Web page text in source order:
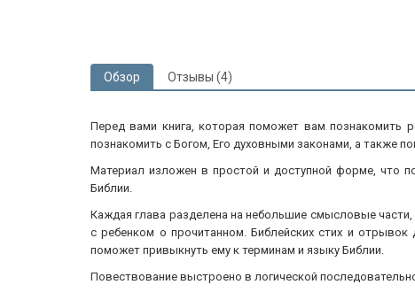
Обзор Отзывы (4)
Перед вами книга, которая поможет вам познакомить
познакомить с Богом, Его духовными законами, а также
Материал изложен в простой и доступной форме, что
Библии.
Каждая глава разделена на небольшие смысловые
с ребенком о прочитанном. Библейских стих и
поможет привыкнуть ему к терминам и языку Библии.
Повествование выстроено в логической